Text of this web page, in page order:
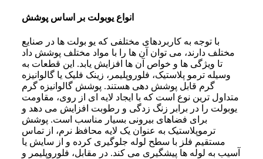
انواع یوبولت بر اساس پوشش
با توجه به کاربردهای مختلفی که یو بولت ها در صنایع
مختلف دارند، می توان آن ها را با مواد مختلف پوشش داد
تا ویژگی ها و خواص آن ها افزایش یابد. این قطعات به
وسیله ترمو پلاستیک، فلوروپلیمر، زینک فلیک یا گالوانیزه
گرم قابل پوشش دهی هستند. پوشش گالوانیزه گرم
متداول‌ ترین نوع است که با ایجاد لایه‌ ای از روی، مقاومت
یوبولت را در برابر زنگ‌ زدگی و رطوبت افزایش می‌ دهد و
برای فضاهای بیرونی بسیار مناسب است. پوشش
ترموپلاستیک به‌ عنوان یک لایه محافظ نرم، از تماس
مستقیم فلز با سطح لوله جلوگیری کرده و از سایش یا
آسیب به لوله‌ ها پیشگیری می‌ کند. در مقابل، فلوروپلیمر و